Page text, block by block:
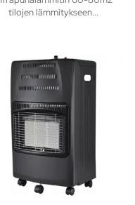
tilojen lämmitykseen...